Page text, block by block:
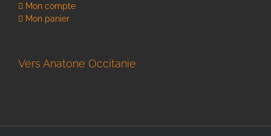
Mon compte
Mon panier
Vers Anatone Occitanie